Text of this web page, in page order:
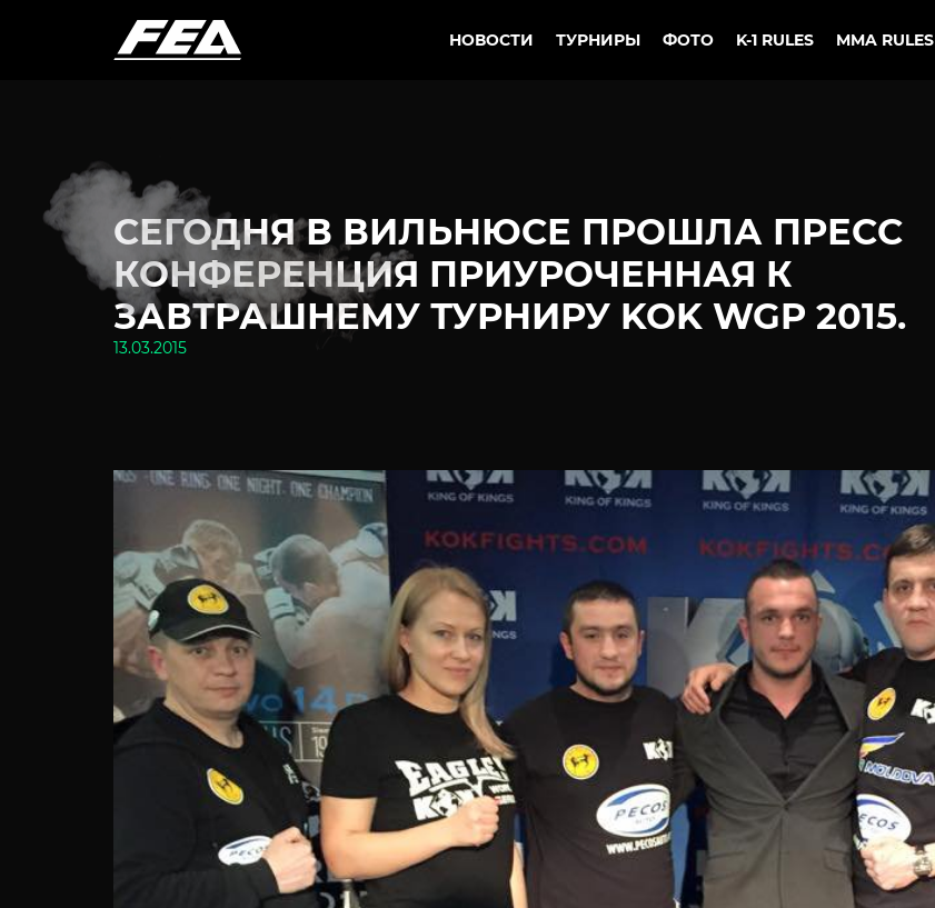
НОВОСТИ ТУРНИРЫ ФОТО K-1 RULES MMA RULES
СЕГОДНЯ В ВИЛЬНЮСЕ ПРОШЛА ПРЕСС
КОНФЕРЕНЦИЯ ПРИУРОЧЕННАЯ К
ЗАВТРАШНЕМУ ТУРНИРУ KOK WGP 2015.
13.03.2015